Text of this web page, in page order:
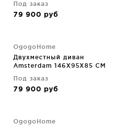
Под заказ
79 900 руб
OgogoHome
Двухместный диван
Amsterdam 146X95X85 CM
Под заказ
79 900 руб
OgogoHome